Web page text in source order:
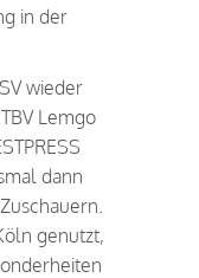
in der
wieder
Lemgo
dann
genutzt,